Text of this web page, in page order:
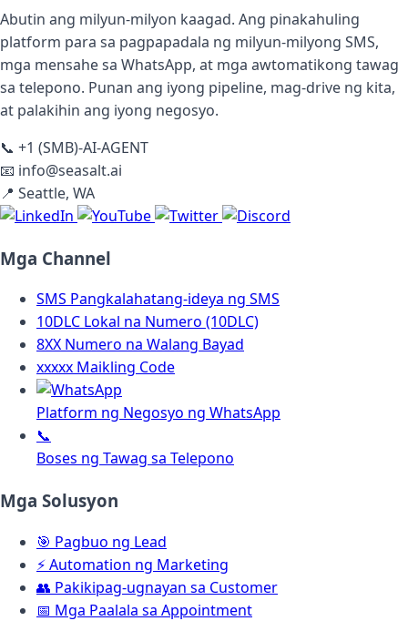
Abutin ang milyun-milyon kaagad. Ang pinakahuling
platform para sa pagpapadala ng milyun-milyong SMS,
mga mensahe sa WhatsApp, at mga awtomatikong tawag
sa telepono. Punan ang iyong pipeline, mag-drive ng kita,
at palakihin ang iyong negosyo.
📞 +1 (SMB)-AI-AGENT
📧 info@seasalt.ai
📍 Seattle, WA
Mga Channel
SMS Pangkalahatang-ideya ng SMS
10DLC Lokal na Numero (10DLC)
8XX Numero na Walang Bayad
xxxxx Maikling Code
Platform ng Negosyo ng WhatsApp
📞
Boses ng Tawag sa Telepono
Mga Solusyon
🎯 Pagbuo ng Lead
⚡Automation ng Marketing
👥 Pakikipag-ugnayan sa Customer
📅 Mga Paalala sa Appointment